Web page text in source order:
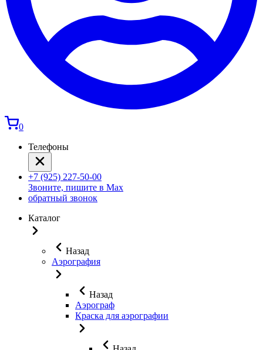
0
Телефоны
+7 (925) 227-50-00
Звоните, пишите в Max
обратный звонок
Каталог
Назад
Аэрография
Назад
Аэрограф
Краска для аэрографии